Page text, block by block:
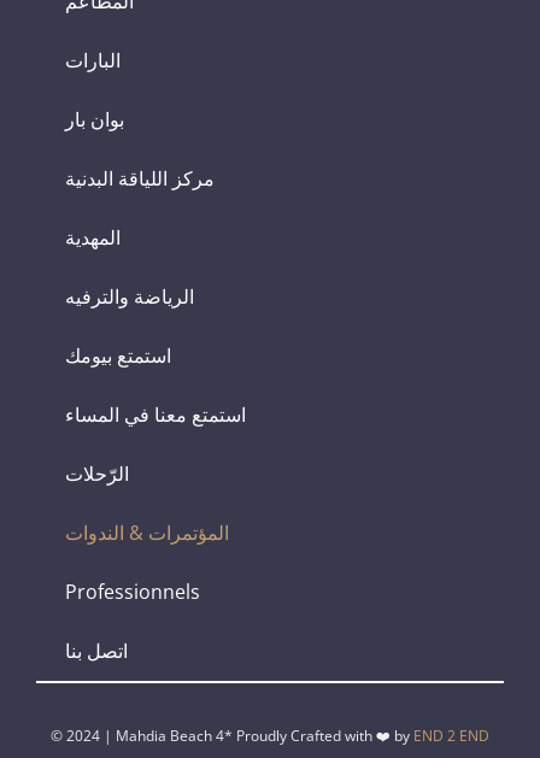
البارات
بوان بار
مركز اللياقة البدنية
المهدية
الرياضة والترفيه
استمتع بيومك
استمتع معنا في المساء
الرّحلات
المؤتمرات & الندوات
Professionnels
اتصل بنا
© 2024 | Mahdia Beach 4* Proudly Crafted with ❤️ by END 2 END